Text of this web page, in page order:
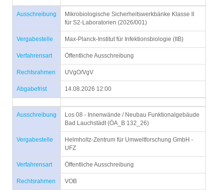
Ausschreibung
Mikrobiologische Sicherheitswerkbänke Klasse II
für S2-Laboratorien (2026/001)
Vergabestelle Max-Planck-Institut für Infektionsbiologie (IIB)
Verfahrensart Öffentliche Ausschreibung
Rechtsrahmen UVgO/VgV
Abgabefrist 14.08.2026 12:00
Ausschreibung
Los 08 - Innenwände / Neubau Funktionalgebäude
Bad Lauchstädt (ÖA_B 132_26)
Vergabestelle
Helmholtz-Zentrum für Umweltforschung GmbH -
UFZ
Verfahrensart Öffentliche Ausschreibung
Rechtsrahmen VOB